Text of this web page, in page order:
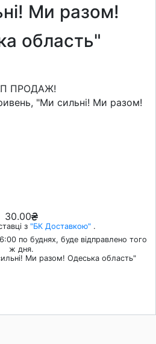
Ми разом!
область"
ПРОДАЖ!
30.00
з "БК Доставкою" .
по буднях, буде відправлено того
ж дня.
Ми разом! Одеська область"